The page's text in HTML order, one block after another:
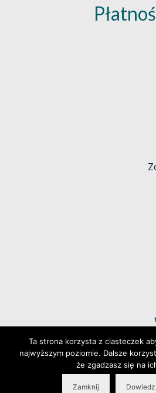
Ta strona korzysta z ciasteczek
najwyższym poziomie. Dalsze
że zgadzasz się na
Zamknij